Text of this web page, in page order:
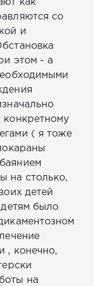
как
со
и
этом - а
( я тоже
на столько,
детей
детям было
, конечно,
на